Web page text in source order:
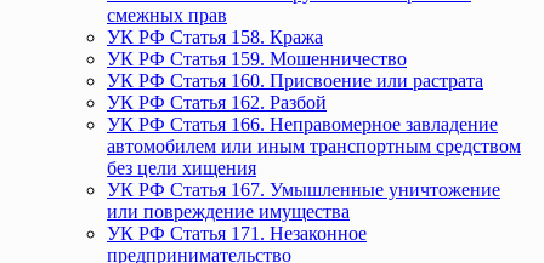
смежных прав
УК РФ Статья 158. Кража
УК РФ Статья 159. Мошенничество
УК РФ Статья 160. Присвоение или растрата
УК РФ Статья 162. Разбой
УК РФ Статья 166. Неправомерное завладение
автомобилем или иным транспортным средством
без цели хищения
УК РФ Статья 167. Умышленные уничтожение
или повреждение имущества
УК РФ Статья 171. Незаконное
предпринимательство